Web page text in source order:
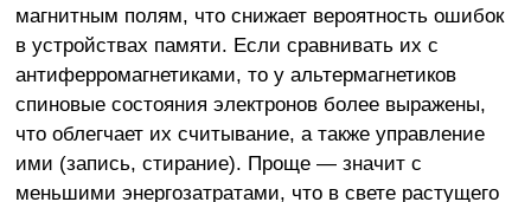
магнитным полям, что снижает вероятность ошибок
в устройствах памяти. Если сравнивать их с
антиферромагнетиками, то у альтермагнетиков
спиновые состояния электронов более выражены,
что облегчает их считывание, а также управление
ими (запись, стирание). Проще — значит с
меньшими энергозатратами, что в свете растущего